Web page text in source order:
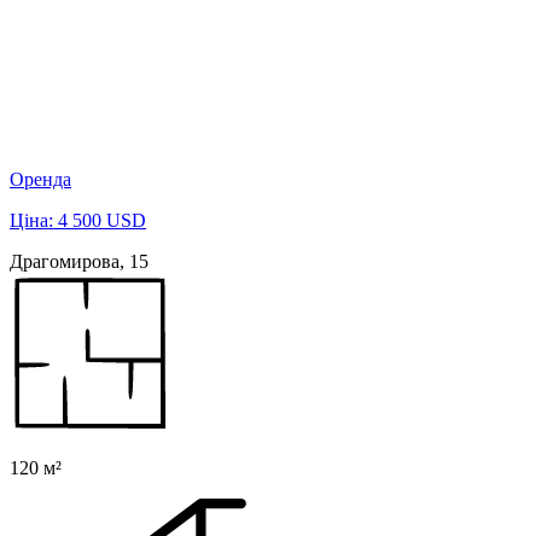
Оренда
Ціна: 4 500 USD
Драгомирова, 15
120 м²